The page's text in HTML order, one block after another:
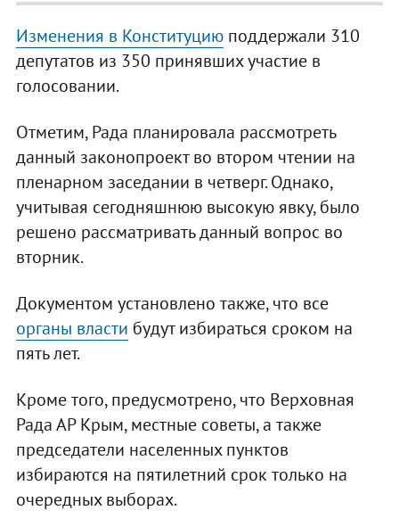
Изменения в Конституциюподдержали 310
депутатов из 350 принявших участие в
голосовании.
Отметим, Рада планировала рассмотреть
данный законопроект во втором чтении на
пленарном заседании в четверг. Однако,
учитывая сегодняшнюю высокую явку, было
решено рассматривать данный вопрос во
вторник.
Документом установлено также, что все
органы власти будут избираться сроком на
пять лет.
Кроме того, предусмотрено, что Верховная
Рада АР Крым, местные советы, а также
председатели населенных пунктов
избираются на пятилетний срок только на
очередных выборах.